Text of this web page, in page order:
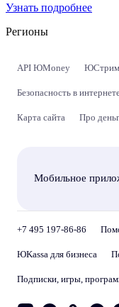
Узнать подробнее
Регионы
API ЮMoney ЮСтрим
Безопасность в
Карта сайта Про
Мобильное
+7 495 197-86-86
ЮKassa для бизнеса
Подписки, игры,